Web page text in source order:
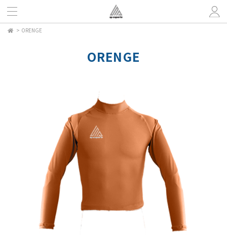
> ORENGE
ORENGE